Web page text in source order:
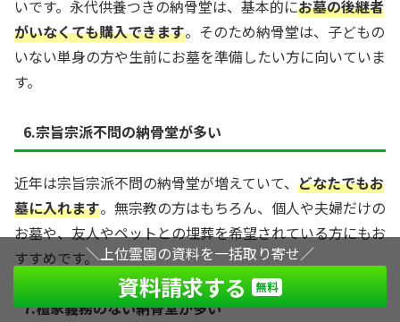
いです。永代供養つきの納骨堂は、基本的にお墓の後継者
がいなくても購入できます。そのため納骨堂は、子どもの
いない単身の方や生前にお墓を準備したい方に向いていま
す。
6.宗旨宗派不問の納骨堂が多い
近年は宗旨宗派不問の納骨堂が増えていて、 どなたでもお
墓に入れます。無宗教の方はもちろん、個人や夫婦だけの
お墓や、友人やペットとの埋葬を希望されている方にもお
すすめです。
7.檀家義務のない納骨堂が多い
＼上位霊園の資料を一括取り寄せ／
資料請求する 無料